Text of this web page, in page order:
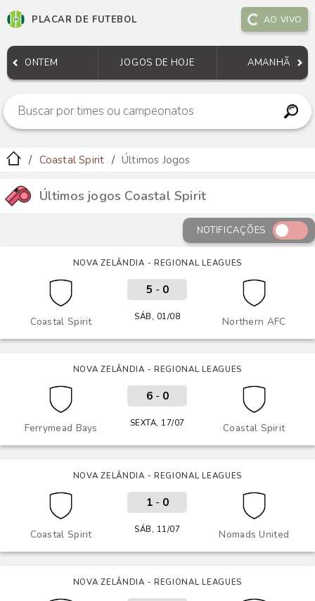
PLACAR DE FUTEBOL AO VIVO
ONTEM JOGOS DE HOJE AMANHÃ
Coastal Spirit Últimos Jogos
Últimos jogos Coastal Spirit
NOTIFICAÇÕES
NOVA ZELÂNDIA - REGIONAL LEAGUES
Coastal Spirit Northern AFC
5 - 0
SÁB, 01/08
NOVA ZELÂNDIA - REGIONAL LEAGUES
Ferrymead Bays Coastal Spirit
6- 0
SEXTA, 17/07
NOVA ZELÂNDIA - REGIONAL LEAGUES
Coastal Spirit Nomads United
1- 0
SÁB, 11/07
NOVA ZELÂNDIA - REGIONAL LEAGUES